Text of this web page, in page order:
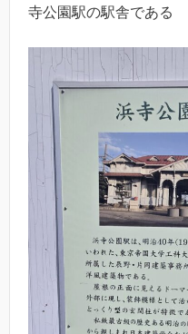
寺公園駅の駅舎である